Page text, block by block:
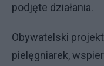
podjęte działania.
Obywatelski
pielęgniarek,